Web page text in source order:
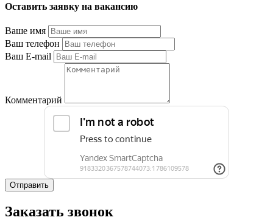
Оставить заявку на вакансию
Ваше имя
Ваш телефон
Ваш E-mail
Комментарий
Отправить
Заказать звонок